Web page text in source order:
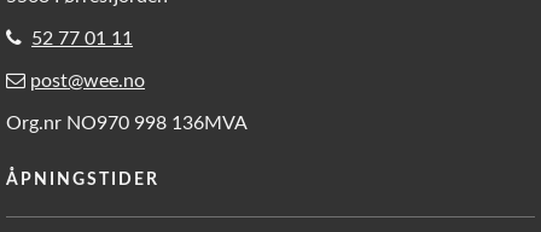
52 77 01 11
post@wee.no
Org.nr NO970 998 136MVA
ÅPNINGSTIDER